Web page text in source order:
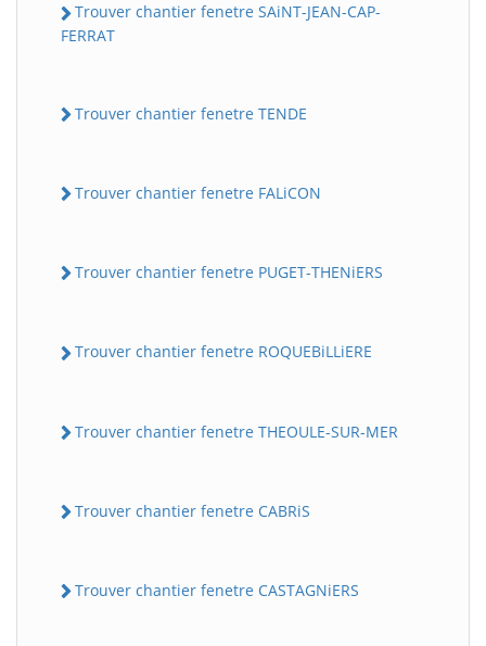
Trouver chantier fenetre SAiNT-JEAN-CAP-
FERRAT
Trouver chantier fenetre TENDE
Trouver chantier fenetre FALiCON
Trouver chantier fenetre PUGET-THENiERS
Trouver chantier fenetre ROQUEBiLLiERE
Trouver chantier fenetre THEOULE-SUR-MER
Trouver chantier fenetre CABRiS
Trouver chantier fenetre CASTAGNiERS